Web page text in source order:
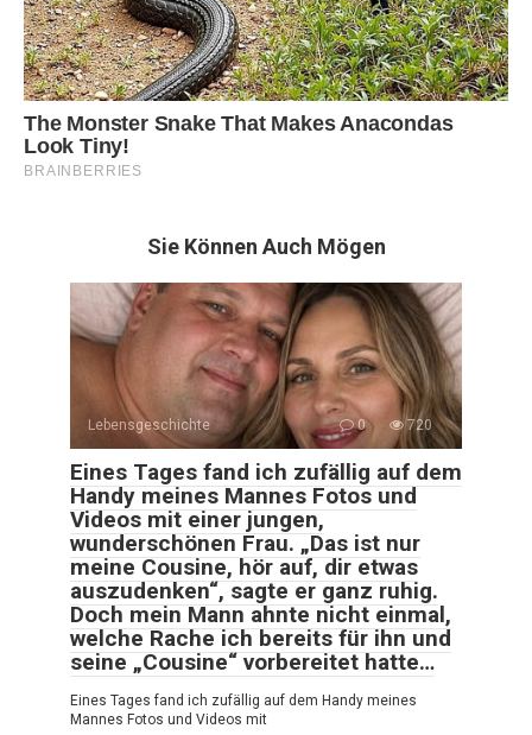
Sie Können Auch Mögen
Lebensgeschichte 0 720
Eines Tages fand ich zufällig auf dem
Handy meines Mannes Fotos und
Videos mit einer jungen,
wunderschönen Frau. „Das ist nur
meine Cousine, hör auf, dir etwas
auszudenken“, sagte er ganz ruhig.
Doch mein Mann ahnte nicht einmal,
welche Rache ich bereits für ihn und
seine „Cousine“ vorbereitet hatte…
Eines Tages fand ich zufällig auf dem Handy meines
Mannes Fotos und Videos mit